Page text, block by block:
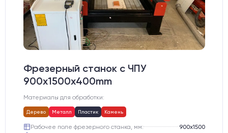
Фрезерный станок с ЧПУ
900x1500x400mm
Материалы для обработки:
Дерево Металл Пластик Камень
Рабочее поле фрезерного станка, мм:
900х1500